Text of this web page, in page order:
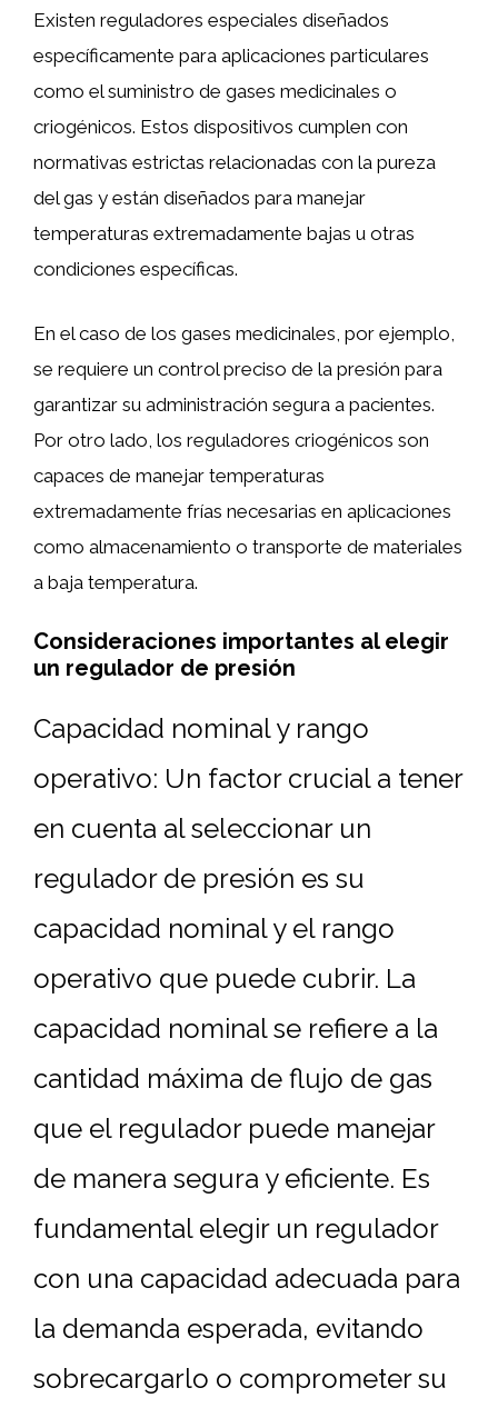
Existen reguladores especiales diseñados
específicamente para aplicaciones particulares
como el suministro de gases medicinales o
criogénicos. Estos dispositivos cumplen con
normativas estrictas relacionadas con la pureza
del gas y están diseñados para manejar
temperaturas extremadamente bajas u otras
condiciones específicas.
En el caso de los gases medicinales, por ejemplo,
se requiere un control preciso de la presión para
garantizar su administración segura a pacientes.
Por otro lado, los reguladores criogénicos son
capaces de manejar temperaturas
extremadamente frías necesarias en aplicaciones
como almacenamiento o transporte de materiales
a baja temperatura.
Consideraciones importantes al elegir
un regulador de presión
Capacidad nominal y rango
operativo: Un factor crucial a tener
en cuenta al seleccionar un
regulador de presión es su
capacidad nominal y el rango
operativo que puede cubrir. La
capacidad nominal se refiere a la
cantidad máxima de flujo de gas
que el regulador puede manejar
de manera segura y eficiente. Es
fundamental elegir un regulador
con una capacidad adecuada para
la demanda esperada, evitando
sobrecargarlo o comprometer su